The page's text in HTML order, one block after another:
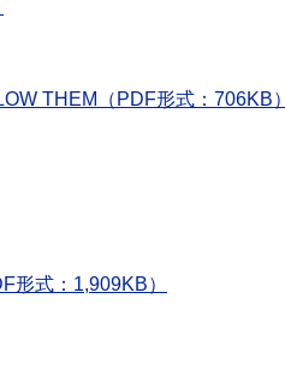
THEM（PDF形式：706KB）
形式：1,909KB）